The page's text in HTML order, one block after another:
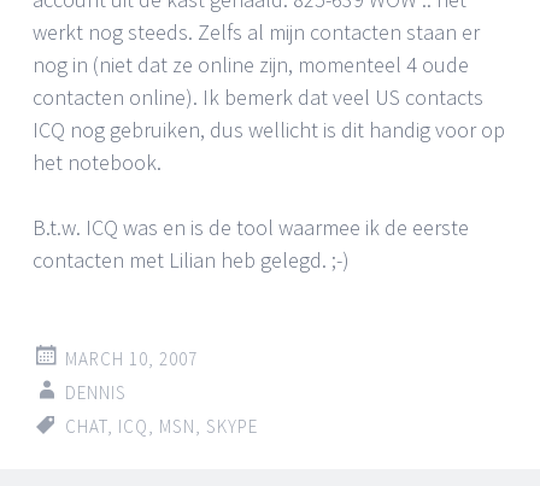
werkt nog steeds. Zelfs al mijn contacten staan er
nog in (niet dat ze online zijn, momenteel 4 oude
contacten online). Ik bemerk dat veel US contacts
ICQ nog gebruiken, dus wellicht is dit handig voor op
het notebook.
B.t.w. ICQ was en is de tool waarmee ik de eerste
contacten met Lilian heb gelegd. ;-)
MARCH 10, 2007
DENNIS
CHAT ICQ MSN SKYPE